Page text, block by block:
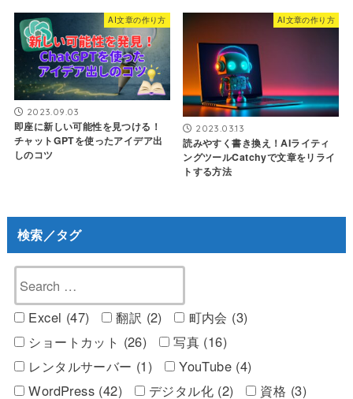
AI文章の作り方
2023.09.03
即座に新しい可能性を見つける！
チャットGPTを使ったアイデア出
しのコツ
AI文章の作り方
2023.03.13
読みやすく書き換え！AIライティ
ングツールCatchyで文章をリライ
トする方法
検索／タグ
Excel (47) 翻訳 (2)
町内会 (3)
ショートカット (26)
写真 (16)
レンタルサーバー (1)
YouTube (4)
WordPress (42)
デジタル化 (2)
資格 (3)